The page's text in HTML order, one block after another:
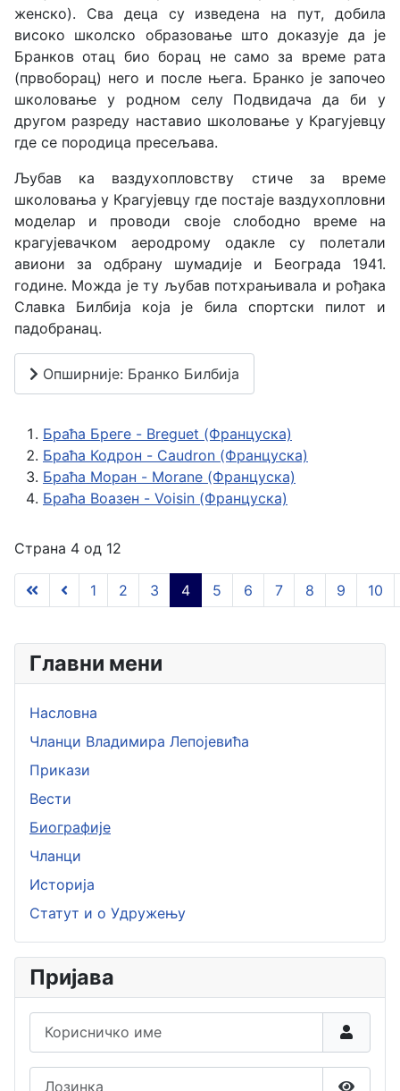
женско). Сва деца су изведена на пут, добила
високо школско образовање што доказује да је
Бранков отац био борац не само за време рата
(првоборац) него и после њега. Бранко је започео
школовање у родном селу Подвидача да би у
другом разреду наставио школовање у Крагујевцу
где се породица пресељава.
Љубав ка ваздухопловству стиче за време
школовања у Крагујевцу где постаје ваздухопловни
моделар и проводи своје слободно време на
крагујевачком аеродрому одакле су полетали
авиони за одбрану шумадије и Београда 1941.
године. Можда је ту љубав потхрањивала и рођака
Славка Билбија која је била спортски пилот и
падобранац.
Опширније: Бранко Билбија
Браћа Бреге - Breguet (Француска)
Браћа Кодрон - Caudron (Француска)
Браћа Моран - Morane (Француска)
Браћа Воазен - Voisin (Француска)
Страна 4 од 12
1 2 3 4 5 6 7 8 9 10
Главни мени
Насловна
Чланци Владимира Лепојевића
Прикази
Вести
Биографије
Чланци
Историја
Статут и о Удружењу
Пријава